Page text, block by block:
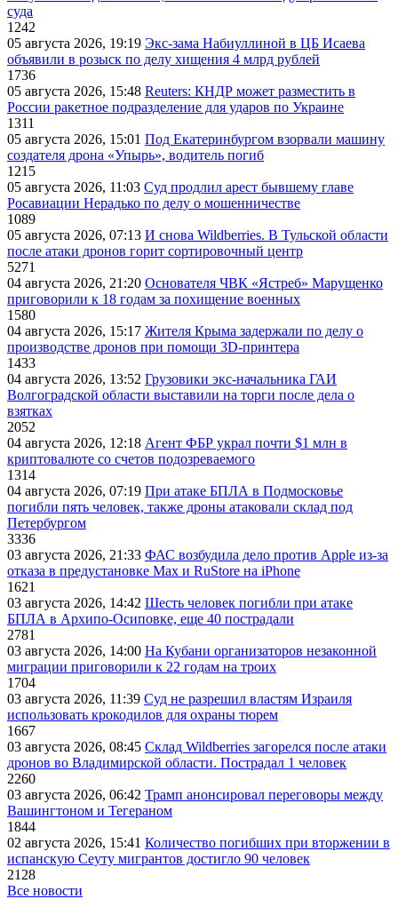
суда
1242
05 августа 2026, 19:19 Экс-зама Набиуллиной в ЦБ Исаева
объявили в розыск по делу хищения 4 млрд рублей
1736
05 августа 2026, 15:48 Reuters: КНДР может разместить в
России ракетное подразделение для ударов по Украине
1311
05 августа 2026, 15:01 Под Екатеринбургом взорвали машину
создателя дрона «Упырь», водитель погиб
1215
05 августа 2026, 11:03 Суд продлил арест бывшему главе
Росавиации Нерадько по делу о мошенничестве
1089
05 августа 2026, 07:13 И снова Wildberries. В Тульской области
после атаки дронов горит сортировочный центр
5271
04 августа 2026, 21:20 Основателя ЧВК «Ястреб» Марущенко
приговорили к 18 годам за похищение военных
1580
04 августа 2026, 15:17 Жителя Крыма задержали по делу о
производстве дронов при помощи 3D‑принтера
1433
04 августа 2026, 13:52 Грузовики экс-начальника ГАИ
Волгоградской области выставили на торги после дела о
взятках
2052
04 августа 2026, 12:18 Агент ФБР украл почти $1 млн в
криптовалюте со счетов подозреваемого
1314
04 августа 2026, 07:19 При атаке БПЛА в Подмосковье
погибли пять человек, также дроны атаковали склад под
Петербургом
3336
03 августа 2026, 21:33 ФАС возбудила дело против Apple из-за
отказа в предустановке Max и RuStore на iPhone
1621
03 августа 2026, 14:42 Шесть человек погибли при атаке
БПЛА в Архипо-Осиповке, еще 40 пострадали
2781
03 августа 2026, 14:00 На Кубани организаторов незаконной
миграции приговорили к 22 годам на троих
1704
03 августа 2026, 11:39 Суд не разрешил властям Израиля
использовать крокодилов для охраны тюрем
1667
03 августа 2026, 08:45 Склад Wildberries загорелся после атаки
дронов во Владимирской области. Пострадал 1 человек
2260
03 августа 2026, 06:42 Трамп анонсировал переговоры между
Вашингтоном и Тегераном
1844
02 августа 2026, 15:41 Количество погибших при вторжении в
испанскую Сеуту мигрантов достигло 90 человек
2128
Все новости